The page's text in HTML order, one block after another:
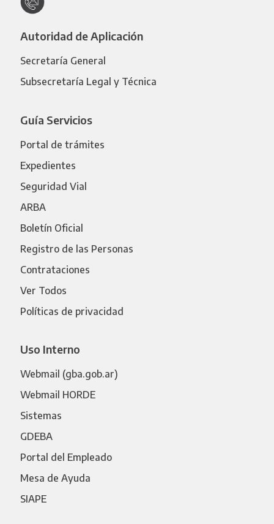
Autoridad de Aplicación
Secretaría General
Subsecretaría Legal y Técnica
Guía Servicios
Portal de trámites
Expedientes
Seguridad Vial
ARBA
Boletín Oficial
Registro de las Personas
Contrataciones
Ver Todos
Políticas de privacidad
Uso Interno
Webmail (gba.gob.ar)
Webmail HORDE
Sistemas
GDEBA
Portal del Empleado
Mesa de Ayuda
SIAPE